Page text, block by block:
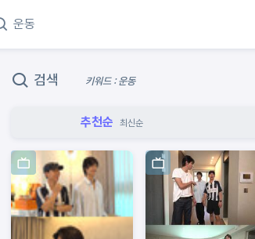
검색 키워드 : 운동
추천순 최신순